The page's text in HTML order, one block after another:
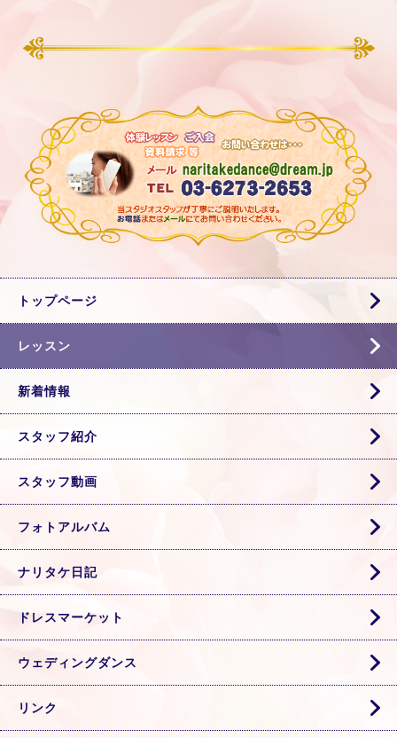
トップページ
レッスン
新着情報
スタッフ紹介
スタッフ動画
フォトアルバム
ナリタケ日記
ドレスマーケット
ウェディングダンス
リンク